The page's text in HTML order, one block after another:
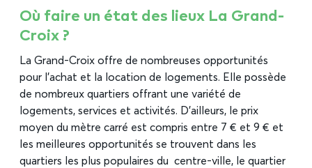
Où faire un état des lieux La Grand-
Croix ?
La Grand-Croix offre de nombreuses opportunités
pour l’achat et la location de logements. Elle possède
de nombreux quartiers offrant une variété de
logements, services et activités. D’ailleurs, le prix
moyen du mètre carré est compris entre 7 € et 9 € et
les meilleures opportunités se trouvent dans les
quartiers les plus populaires du centre-ville, le quartier